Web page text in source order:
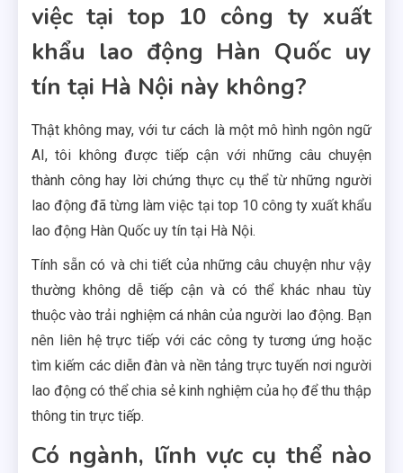
việc tại top 10 công ty xuất
khẩu lao động Hàn Quốc uy
tín tại Hà Nội này không?
Thật không may, với tư cách là một mô hình ngôn ngữ
AI, tôi không được tiếp cận với những câu chuyện
thành công hay lời chứng thực cụ thể từ những người
lao động đã từng làm việc tại top 10 công ty xuất khẩu
lao động Hàn Quốc uy tín tại Hà Nội.
Tính sẵn có và chi tiết của những câu chuyện như vậy
thường không dễ tiếp cận và có thể khác nhau tùy
thuộc vào trải nghiệm cá nhân của người lao động. Bạn
nên liên hệ trực tiếp với các công ty tương ứng hoặc
tìm kiếm các diễn đàn và nền tảng trực tuyến nơi người
lao động có thể chia sẻ kinh nghiệm của họ để thu thập
thông tin trực tiếp.
Có ngành, lĩnh vực cụ thể nào